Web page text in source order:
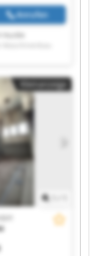
Anrufen
Huckle
GmbH Huckle
GmbH Huckle
Huckle
Huckle
Huckle
Kleinanzeige